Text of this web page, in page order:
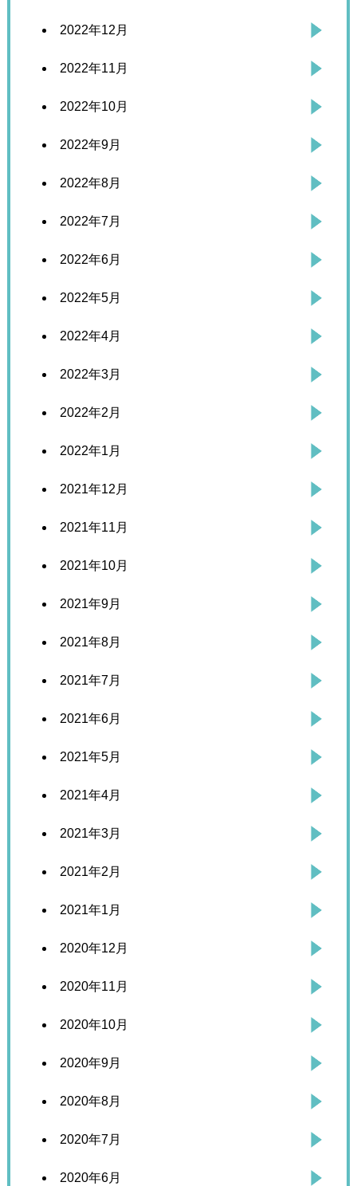
2022年12月
2022年11月
2022年10月
2022年9月
2022年8月
2022年7月
2022年6月
2022年5月
2022年4月
2022年3月
2022年2月
2022年1月
2021年12月
2021年11月
2021年10月
2021年9月
2021年8月
2021年7月
2021年6月
2021年5月
2021年4月
2021年3月
2021年2月
2021年1月
2020年12月
2020年11月
2020年10月
2020年9月
2020年8月
2020年7月
2020年6月